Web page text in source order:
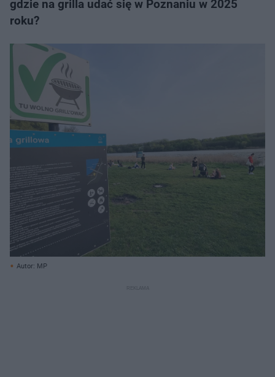
gdzie na grilla udać się w Poznaniu w 2025
roku?
Autor: MP